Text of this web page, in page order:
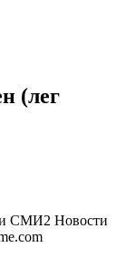
(лег
СМИ2 Новости